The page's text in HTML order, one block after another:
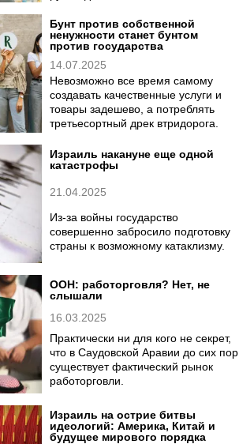
Бунт против собственной
ненужности станет бунтом
против государства
14.07.2025
Невозможно все время самому
создавать качественные услуги и
товары задешево, а потреблять
третьесортный дрек втридорога.
Израиль накануне еще одной
катастрофы
21.04.2025
Из-за войны государство
совершенно забросило подготовку
страны к возможному катаклизму.
ООН: работорговля? Нет, не
слышали
16.03.2025
Практически ни для кого не секрет,
что в Саудовской Аравии до сих пор
существует фактический рынок
работорговли.
Израиль на острие битвы
идеологий: Америка, Китай и
будущее мирового порядка